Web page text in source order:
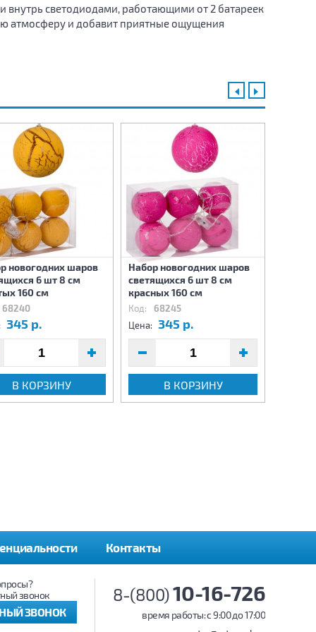
светодиодами, работающими от 2 батареек
атмосферу и добавит приятные ощущения
новогодних шаров
6 шт 8 см
160 см
68240
345 р.
В КОРЗИНУ
Набор новогодних шаров
светящихся 6 шт 8 см
красных 160 см
Код: 68245
Цена: 345 р.
В КОРЗИНУ
Контакты
8-(800)10-16-726
время работы: c 9:00 до 17:00
звонок
ЗВОНОК